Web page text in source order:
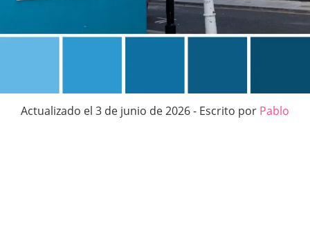
Actualizado el 3 de junio de 2026 - Escrito por Pablo